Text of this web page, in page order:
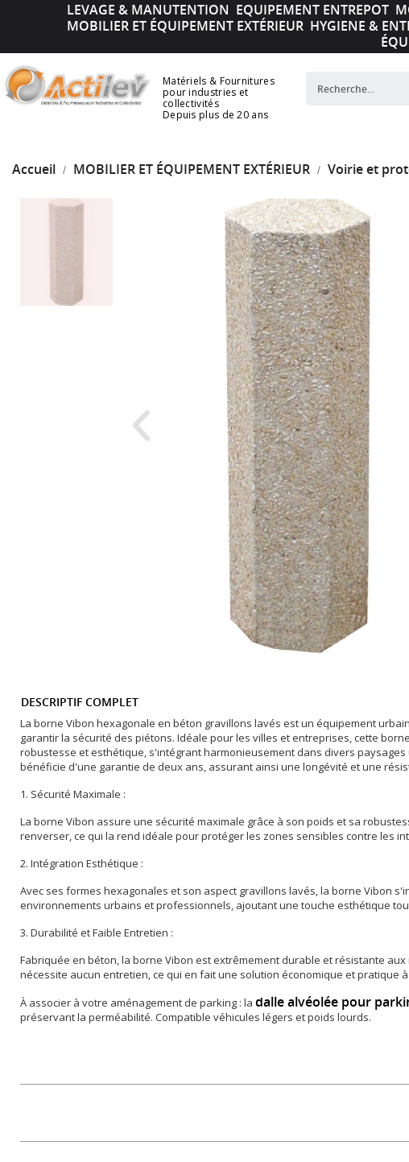
LEVAGE & MANUTENTION EQUIPEMENT ENTREPOT
MOBILIER ET ÉQUIPEMENT EXTÉRIEUR HYGIENE &
Matériels & Fournitures
pour industries et
collectivités
Depuis plus de 20 ans
Accueil MOBILIER ET ÉQUIPEMENT EXTÉRIEUR Voirie et
DESCRIPTIF COMPLET
La borne Vibon hexagonale en béton gravillons lavés est un équipement
garantir la sécurité des piétons. Idéale pour les villes et entreprises, cette
robustesse et esthétique, s'intégrant harmonieusement dans divers paysages
bénéficie d'une garantie de deux ans, assurant ainsi une longévité et une
1. Sécurité Maximale :
La borne Vibon assure une sécurité maximale grâce à son poids et sa
renverser, ce qui la rend idéale pour protéger les zones sensibles contre les
2. Intégration Esthétique :
Avec ses formes hexagonales et son aspect gravillons lavés, la borne Vibon
environnements urbains et professionnels, ajoutant une touche esthétique
3. Durabilité et Faible Entretien :
Fabriquée en béton, la borne Vibon est extrêmement durable et résistante aux
nécessite aucun entretien, ce qui en fait une solution économique et pratique
À associer à votre aménagement de parking : la dalle alvéolée pour
préservant la perméabilité. Compatible véhicules légers et poids lourds.